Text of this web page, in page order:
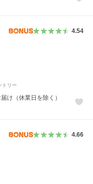
4.54
トリー
け（休業日を除く）
4.66